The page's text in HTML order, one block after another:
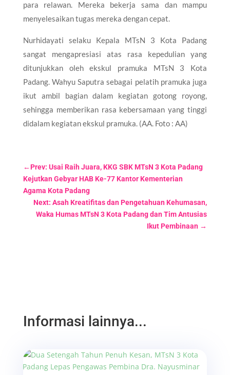
para relawan. Mereka bekerja sama dan mampu
menyelesaikan tugas mereka dengan cepat.
Nurhidayati selaku Kepala MTsN 3 Kota Padang
sangat mengapresiasi atas rasa kepedulian yang
ditunjukkan oleh ekskul pramuka MTsN 3 Kota
Padang. Wahyu Saputra sebagai pelatih pramuka juga
ikut ambil bagian dalam kegiatan gotong royong,
sehingga memberikan rasa kebersamaan yang tinggi
didalam kegiatan ekskul pramuka. (AA. Foto : AA)
←Prev: Usai Raih Juara, KKG SBK MTsN 3 Kota Padang
Kejutkan Gebyar HAB Ke-77 Kantor Kementerian
Agama Kota Padang
Next: Asah Kreatifitas dan Pengetahuan Kehumasan,
Waka Humas MTsN 3 Kota Padang dan Tim Antusias
Ikut Pembinaan →
Informasi lainnya...